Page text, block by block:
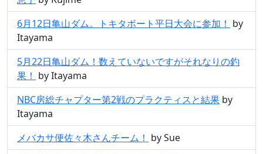
6月12日亀山ダム。トキタボート平日大会に参加！ by
Itayama
5月22日亀山ダム！数えていないですがそれなりの釣
果！ by Itayama
NBC房総チャプター第2戦のプラクティスと結果 by
Itayama
メバカサ便佐々木さんチーム！ by Sue